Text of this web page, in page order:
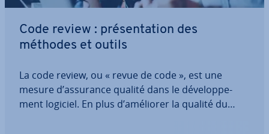
Code review : pré­sen­ta­tion des
méthodes et outils
La code review, ou « revue de code », est une
mesure d’assurance qualité dans le dé­ve­lop­pe­
ment logiciel. En plus d’améliorer la qualité du